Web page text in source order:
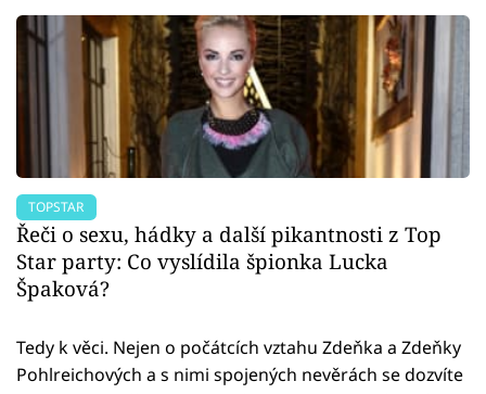
TOPSTAR
Řeči o sexu, hádky a další pikantnosti z Top
Star party: Co vyslídila špionka Lucka
Špaková?
Tedy k věci. Nejen o počátcích vztahu Zdeňka a Zdeňky
Pohlreichových a s nimi spojených nevěrách se dozvíte